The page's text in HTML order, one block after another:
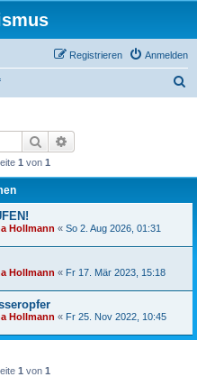
Anmelden
Registrieren
Suche
1 von 1
Hollmann « So 2. Aug 2026, 01:31
Hollmann « Fr 17. Mär 2023, 15:18
Hollmann « Fr 25. Nov 2022, 10:45
1 von 1